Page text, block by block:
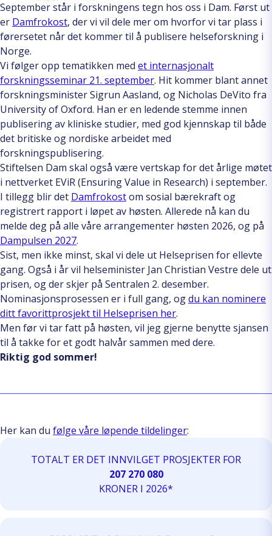
September står i forskningens tegn hos oss i Dam. Først ut
er Damfrokost, der vi vil dele mer om hvorfor vi tar plass i
førersetet når det kommer til å publisere helseforskning i
Norge.
Vi følger opp tematikken med et internasjonalt
forskningsseminar 21. september. Hit kommer blant annet
forskningsminister Sigrun Aasland, og Nicholas DeVito fra
University of Oxford. Han er en ledende stemme innen
publisering av kliniske studier, med god kjennskap til både
det britiske og nordiske arbeidet med
forskningspublisering.
Stiftelsen Dam skal også være vertskap for det årlige møtet
i nettverket EViR (Ensuring Value in Research) i september.
I tillegg blir det Damfrokostom sosial bærekraft og
registrert rapport i løpet av høsten. Allerede nå kan du
melde deg på alle våre arrangementer høsten 2026, og på
Dampulsen 2027.
Sist, men ikke minst, skal vi dele ut Helseprisen for ellevte
gang. Også i år vil helseminister Jan Christian Vestre dele ut
prisen, og der skjer på Sentralen 2. desember.
Nominasjonsprosessen er i full gang, ogdu kan nominere
ditt favorittprosjekt til Helseprisen her.
Men før vi tar fatt på høsten, vil jeg gjerne benytte sjansen
til å takke for et godt halvår sammen med dere.
Riktig god sommer!
Her kan du følge våre løpende tildelinger:
TOTALT ER DET INNVILGET PROSJEKTER FOR
207 270 080
KRONER I 2026*